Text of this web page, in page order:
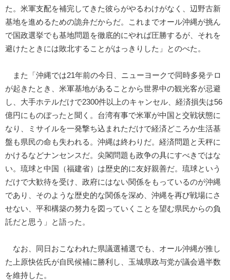
た。米軍支配を補完してきた彼らがやるわけがなく、辺野古新
基地を進めるための詭弁だからだ。これまでオール沖縄が挑ん
で国政選挙でも基地問題を徹底的にやれば圧勝するが、それを
避けたときには敗北することがはっきりした」とのべた。
また「沖縄では21年前の今日、ニューヨークで同時多発テロ
が起きたとき、米軍基地があることから世界中の観光客が忌避
し、大手ホテルだけで2300件以上のキャンセル、経済損失は56
億円にものぼったと聞く。台湾有事で米軍が中国と交戦状態に
なり、ミサイルを一発撃ち込まれただけで経済どころか生活基
盤も県民の命も失われる。沖縄は終わりだ。経済問題と天秤に
かけるなどナンセンスだ。尖閣問題も政争の具にすべきではな
い。琉球と中国（福建省）は歴史的に友好親善だ。琉球という
だけで大歓待を受け、政府にはない関係をもっているのが沖縄
であり、そのような歴史的な関係を深め、沖縄を再び戦場にさ
せない、平和構築の努力を図っていくことを望む県民からの負
託だと思う」と語った。
なお、同日おこなわれた県議選補選でも、オール沖縄が推し
た上原快佐氏が自民候補に勝利し、玉城県政与党が議会過半数
を維持した。